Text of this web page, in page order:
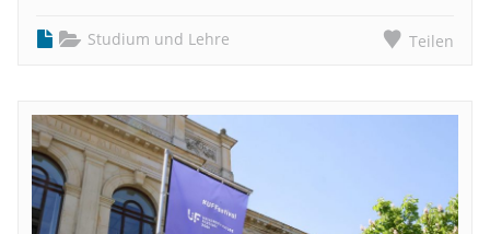
Studium und Lehre Teilen